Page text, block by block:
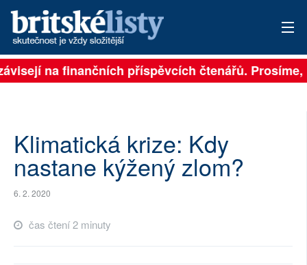
PŘIHLÁSIT
ARCHIV
ROZHOVORY
TÉMATA
NEJČTENĚJŠÍ ZA 7 DNÍ
na finančních příspěvcích čtenářů. Prosíme,
Klimatická krize: Kdy
nastane kýžený zlom?
6. 2. 2020
čas čtení 2 minuty